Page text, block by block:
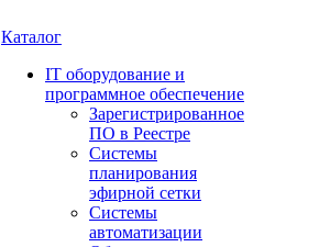
Каталог
IT оборудование и
программное обеспечение
Зарегистрированное
ПО в Реестре
Системы
планирования
эфирной сетки
Системы
автоматизации